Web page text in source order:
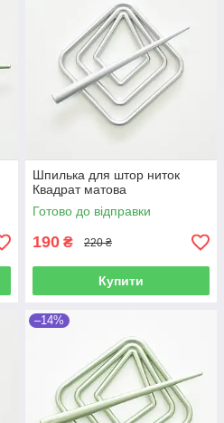
Шпилька для штор ниток
Квадрат матова
Готово до відправки
190 ₴ 220 ₴
Купити
–14%